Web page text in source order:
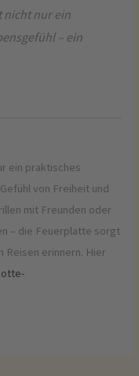
nicht nur ein
– ein
ein praktisches
von Freiheit und
mit Freunden oder
– die Feuerplatte sorgt
Reisen erinnern. Hier